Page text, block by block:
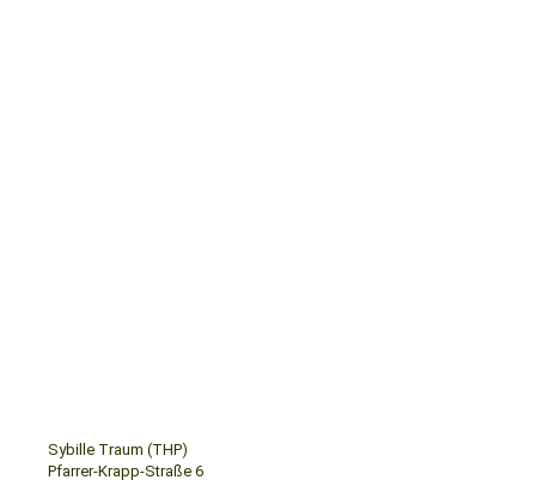
Sybille Traum (THP)
Pfarrer-Krapp-Straße 6